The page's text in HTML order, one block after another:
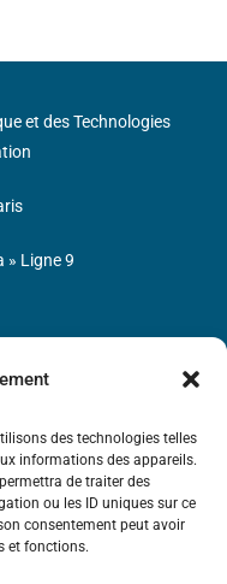
des technologies telles
informations des appareils.
de traiter des
ou les ID uniques sur ce
consentement peut avoir
et fonctions.
d’André-
et des Technologies
» Ligne 9
: 9412Z TVA intra-